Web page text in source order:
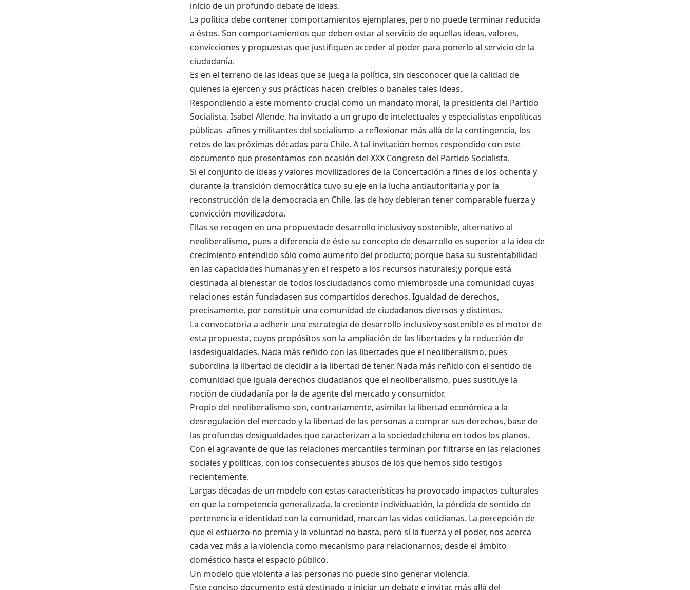
inicio de un profundo debate de ideas.
La política debe contener comportamientos ejemplares, pero no puede terminar reducida
a éstos. Son comportamientos que deben estar al servicio de aquellas ideas, valores,
convicciones y propuestas que justifiquen acceder al poder para ponerlo al servicio de la
ciudadanía.
Es en el terreno de las ideas que se juega la política, sin desconocer que la calidad de
quienes la ejercen y sus prácticas hacen creíbles o banales tales ideas.
Respondiendo a este momento crucial como un mandato moral, la presidenta del Partido
Socialista, Isabel Allende, ha invitado a un grupo de intelectuales y especialistas enpolíticas
públicas -afines y militantes del socialismo- a reflexionar más allá de la contingencia, los
retos de las próximas décadas para Chile. A tal invitación hemos respondido con este
documento que presentamos con ocasión del XXX Congreso del Partido Socialista.
Si el conjunto de ideas y valores movilizadores de la Concertación a fines de los ochenta y
durante la transición democrática tuvo su eje en la lucha antiautoritaria y por la
reconstrucción de la democracia en Chile, las de hoy debieran tener comparable fuerza y
convicción movilizadora.
Ellas se recogen en una propuestade desarrollo inclusivoy sostenible, alternativo al
neoliberalismo, pues a diferencia de éste su concepto de desarrollo es superior a la idea de
crecimiento entendido sólo como aumento del producto; porque basa su sustentabilidad
en las capacidades humanas y en el respeto a los recursos naturales;y porque está
destinada al bienestar de todos losciudadanos como miembrosde una comunidad cuyas
relaciones están fundadasen sus compartidos derechos. Igualdad de derechos,
precisamente, por constituir una comunidad de ciudadanos diversos y distintos.
La convocatoria a adherir una estrategia de desarrollo inclusivoy sostenible es el motor de
esta propuesta, cuyos propósitos son la ampliación de las libertades y la reducción de
lasdesigualdades. Nada más reñido con las libertades que el neoliberalismo, pues
subordina la libertad de decidir a la libertad de tener. Nada más reñido con el sentido de
comunidad que iguala derechos ciudadanos que el neoliberalismo, pues sustituye la
noción de ciudadanía por la de agente del mercado y consumidor.
Propio del neoliberalismo son, contrariamente, asimilar la libertad económica a la
desregulación del mercado y la libertad de las personas a comprar sus derechos, base de
las profundas desigualdades que caracterizan a la sociedadchilena en todos los planos.
Con el agravante de que las relaciones mercantiles terminan por filtrarse en las relaciones
sociales y políticas, con los consecuentes abusos de los que hemos sido testigos
recientemente.
Largas décadas de un modelo con estas características ha provocado impactos culturales
en que la competencia generalizada, la creciente individuación, la pérdida de sentido de
pertenencia e identidad con la comunidad, marcan las vidas cotidianas. La percepción de
que el esfuerzo no premia y la voluntad no basta, pero sí la fuerza y el poder, nos acerca
cada vez más a la violencia como mecanismo para relacionarnos, desde el ámbito
doméstico hasta el espacio público.
Un modelo que violenta a las personas no puede sino generar violencia.
Este conciso documento está destinado a iniciar un debate e invitar, más allá del